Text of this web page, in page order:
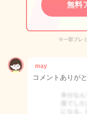
無料
※一部プレ
may
コメントありが